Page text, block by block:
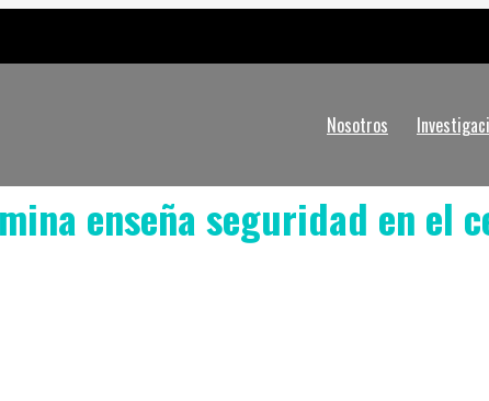
Nosotros
enseña seguridad en el